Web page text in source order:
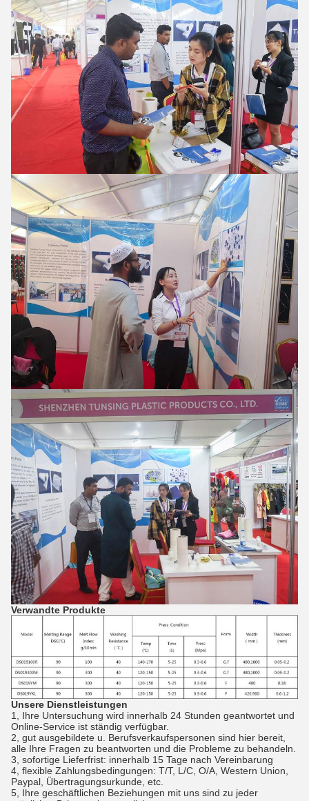
Verwandte Produkte
Unsere Dienstleistungen
1, Ihre Untersuchung wird innerhalb 24 Stunden geantwortet und
Online-Service ist ständig verfügbar.
2, gut ausgebildete u. Berufsverkaufspersonen sind hier bereit,
alle Ihre Fragen zu beantworten und die Probleme zu behandeln.
3, sofortige Lieferfrist: innerhalb 15 Tage nach Vereinbarung
4, flexible Zahlungsbedingungen: T/T, L/C, O/A, Western Union,
Paypal, Übertragungsurkunde, etc.
5, Ihre geschäftlichen Beziehungen mit uns sind zu jeder